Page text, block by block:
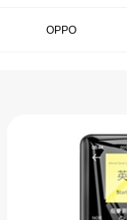
OPPO